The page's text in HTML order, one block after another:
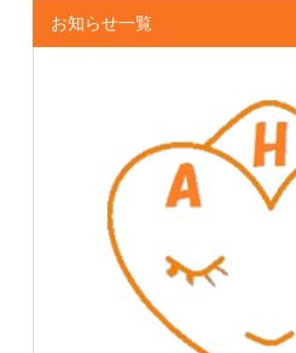
お知らせ一覧